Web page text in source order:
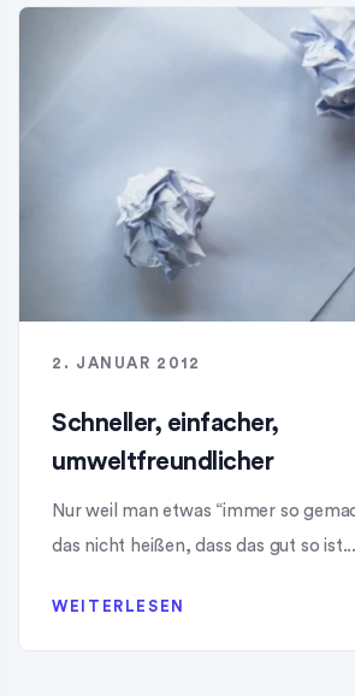
2. JANUAR 2012
Schneller, einfacher,
umweltfreundlicher
Nur weil man etwas “immer so
das nicht heißen, dass das gut so
WEITERLESEN